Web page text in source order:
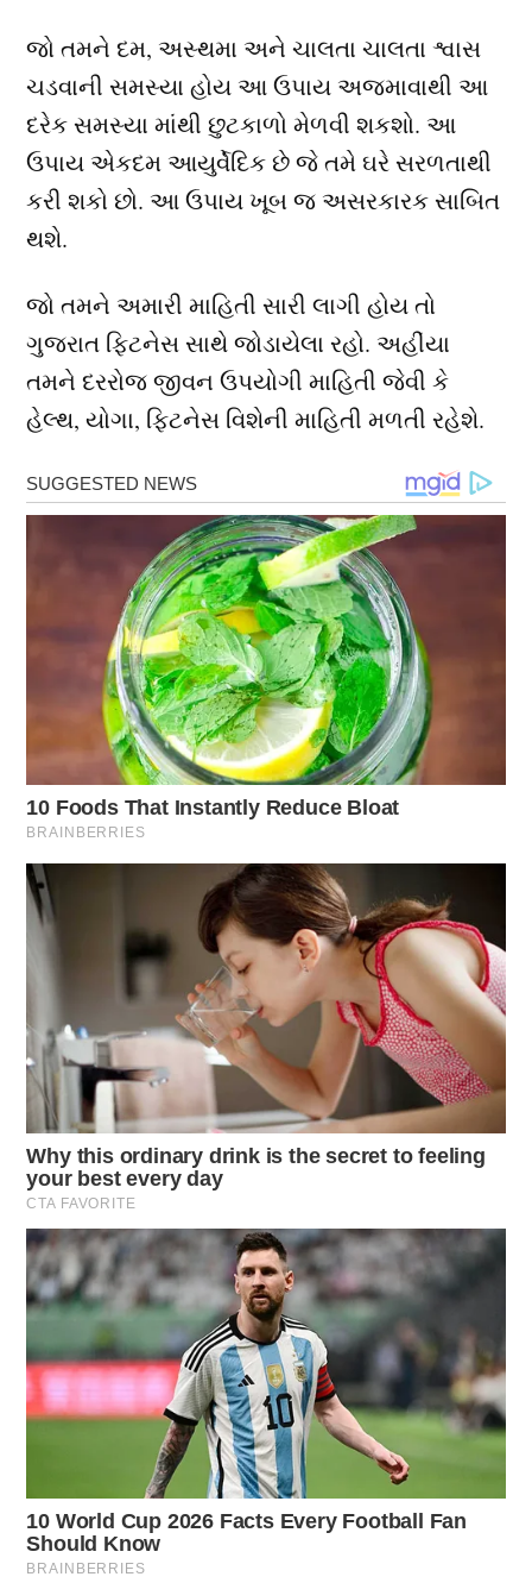
જો તમને દમ, અસ્થમા અને ચાલતા ચાલતા શ્વાસ
ચડવાની સમસ્યા હોય આ ઉપાય અજમાવાથી આ
દરેક સમસ્યા માંથી છુટકાળો મેળવી શકશો. આ
ઉપાય એકદમ આયુર્વેદિક છે જે તમે ઘરે સરળતાથી
કરી શકો છો. આ ઉપાય ખૂબ જ અસરકારક સાબિત
થશે.
જો તમને અમારી માહિતી સારી લાગી હોય તો
ગુજરાત ફિટનેસ સાથે જોડાયેલા રહો. અહીંયા
તમને દરરોજ જીવન ઉપયોગી માહિતી જેવી કે
હેલ્થ, યોગા, ફિટનેસ વિશેની માહિતી મળતી રહેશે.